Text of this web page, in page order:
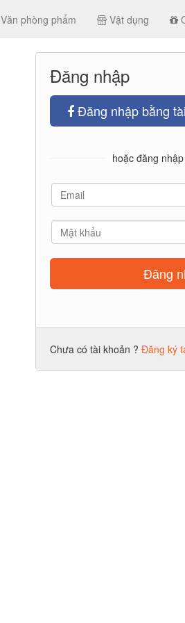
Văn phòng phẩm Vật dụng
Đăng nhập
Đăng nhập bằng
hoặc đăng
Chưa có tài khoản ? Đăng ký